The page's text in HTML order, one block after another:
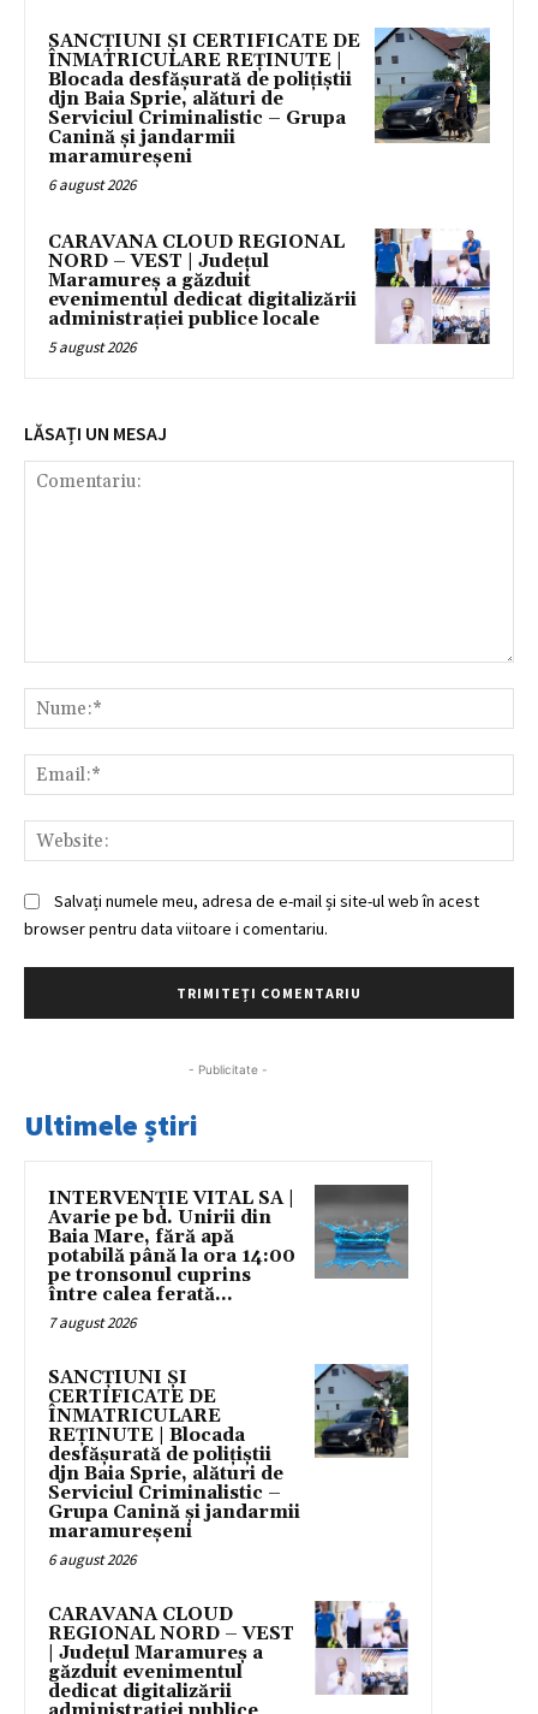
SANCȚIUNI ȘI CERTIFICATE DE
ÎNMATRICULARE REȚINUTE |
Blocada desfășurată de polițiștii
djn Baia Sprie, alături de
Serviciul Criminalistic – Grupa
Canină și jandarmii
maramureșeni
6 august 2026
CARAVANA CLOUD REGIONAL
NORD – VEST | Județul
Maramureș a găzduit
evenimentul dedicat digitalizării
administrației publice locale
5 august 2026
LĂSAȚI UN MESAJ
Salvați numele meu, adresa de e-mail și site-ul web în acest
browser pentru data viitoare i comentariu.
- Publicitate -
Ultimele știri
INTERVENȚIE VITAL SA |
Avarie pe bd. Unirii din
Baia Mare, fără apă
potabilă până la ora 14:00
pe tronsonul cuprins
între calea ferată...
7 august 2026
SANCȚIUNI ȘI
CERTIFICATE DE
ÎNMATRICULARE
REȚINUTE | Blocada
desfășurată de polițiștii
djn Baia Sprie, alături de
Serviciul Criminalistic –
Grupa Canină și jandarmii
maramureșeni
6 august 2026
CARAVANA CLOUD
REGIONAL NORD – VEST
| Județul Maramureș a
găzduit evenimentul
dedicat digitalizării